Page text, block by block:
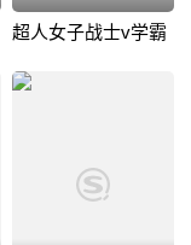
超人女子战士v学霸